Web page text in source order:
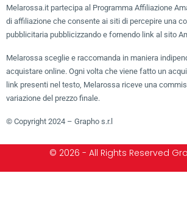
Melarossa.it partecipa al Programma Affiliazione
di affiliazione che consente ai siti di percepire una
pubblicitaria pubblicizzando e fornendo link al sito
Melarossa sceglie e raccomanda in maniera
acquistare online. Ogni volta che viene fatto un
link presenti nel testo, Melarossa riceve una
variazione del prezzo finale.
© Copyright 2024 – Grapho s.r.l
© 2026 - All Rights Reserved